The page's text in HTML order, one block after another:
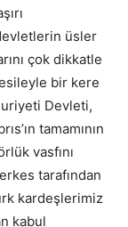
üsler
çok dikkatle
bir kere
Devleti,
tamamının
vasfını
tarafından
kardeşlerimiz
kabul